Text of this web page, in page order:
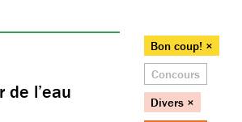
de l’eau
Bon coup! ×
Concours
Divers ×